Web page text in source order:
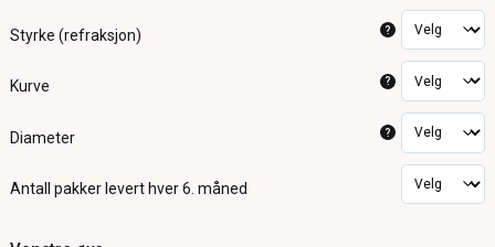
Styrke (refraksjon) ?
Kurve ?
Diameter ?
Antall pakker levert hver 6. måned